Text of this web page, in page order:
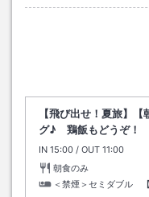
【飛び出せ！夏旅】
グ♪ 鶏飯もどうぞ！
IN チェックイン
15:00 / OUT チェックア
11:00
朝食のみ
＜禁煙＞セミダブル 【